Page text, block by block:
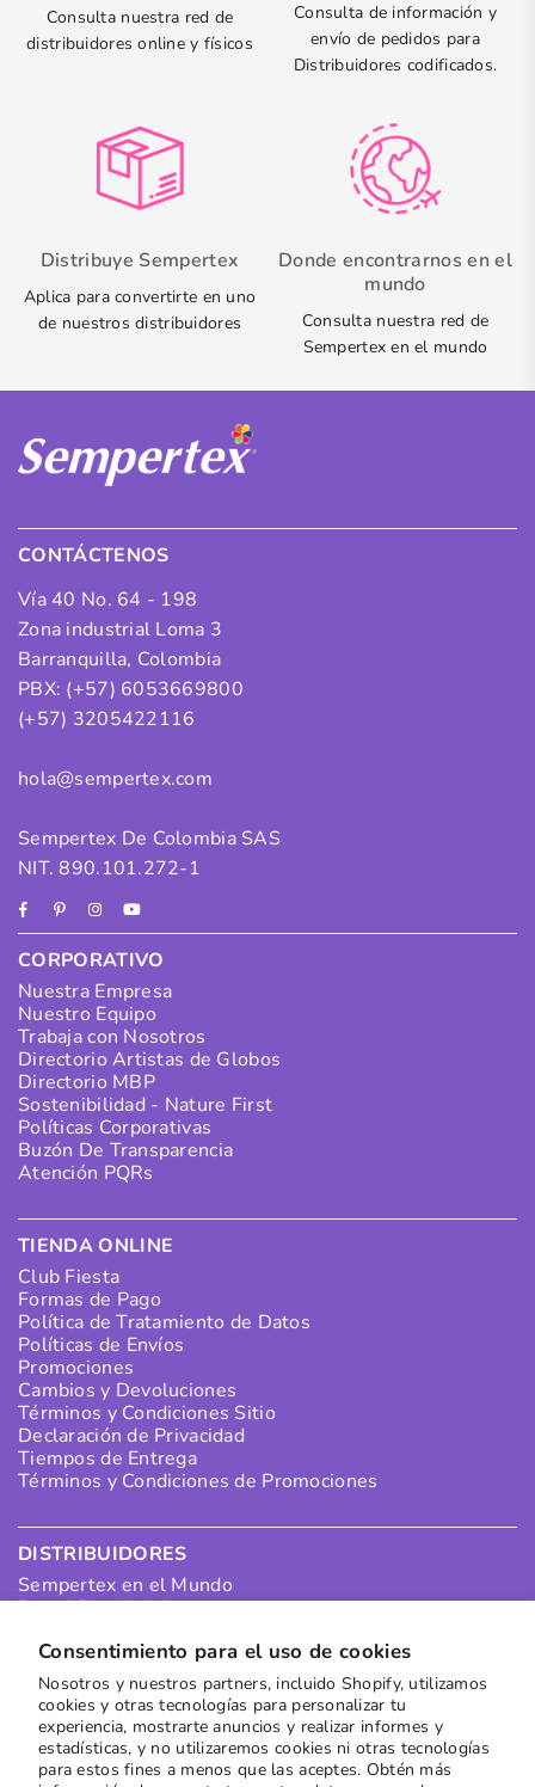
Consentimiento para el uso de cookies
Nosotros y nuestros partners, incluido Shopify, utilizamos
cookies y otras tecnologías para personalizar tu
experiencia, mostrarte anuncios y realizar informes y
estadísticas, y no utilizaremos cookies ni otras tecnologías
para estos fines a menos que las aceptes. Obtén más
Consulta nuestra red de
distribuidores online y físicos
Consulta de información y
envío de pedidos para
Distribuidores codificados.
Distribuye Sempertex
Aplica para convertirte en uno
de nuestros distribuidores
Donde encontrarnos en el
mundo
Consulta nuestra red de
Sempertex en el mundo
CONTÁCTENOS
Vía 40 No. 64 - 198
Zona industrial Loma 3
Barranquilla, Colombia
PBX: (+57) 6053669800
(+57) 3205422116
hola@sempertex.com
Sempertex De Colombia SAS
NIT. 890.101.272-1
FacebookPinterestInstagram
YouTube
CORPORATIVO
Nuestra Empresa
Nuestro Equipo
Trabaja con Nosotros
Directorio Artistas de Globos
Directorio MBP
Sostenibilidad - Nature First
Políticas Corporativas
Buzón De Transparencia
Atención PQRs
TIENDA ONLINE
Club Fiesta
Formas de Pago
Política de Tratamiento de Datos
Políticas de Envíos
Promociones
Cambios y Devoluciones
Términos y Condiciones Sitio
Declaración de Privacidad
Tiempos de Entrega
Términos y Condiciones de Promociones
DISTRIBUIDORES
Sempertex en el Mundo
Portal Distribuidores
Puntos de Recolección
Quiero ser un Distribuidor en Colombia
Quiero ser un Distribuidor Internacional
SUSCRÍBETE A NUESTRO NEWSLETTER